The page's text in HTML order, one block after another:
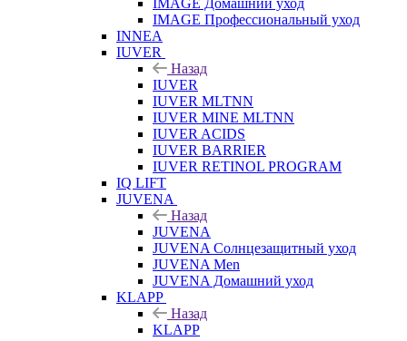
IMAGE Домашний уход
IMAGE Профессиональный уход
INNEA
IUVER
Назад
IUVER
IUVER MLTNN
IUVER MINE MLTNN
IUVER ACIDS
IUVER BARRIER
IUVER RETINOL PROGRAM
IQ LIFT
JUVENA
Назад
JUVENA
JUVENA Солнцезащитный уход
JUVENA Men
JUVENA Домашний уход
KLAPP
Назад
KLAPP